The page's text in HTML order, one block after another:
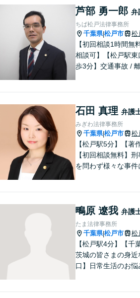
対応。【夜間／休日
能】お客様に寄り添
ーディーな解決策を
す。
芦部 勇一郎 弁
ちば松戸法律事務所
千葉県|松戸市 松
【初回相談1時間無
相談可】【松戸駅東
歩3分】交通事故 / 離
ます。ぜひ、お気軽
ください。
石田 真理 弁護
みぎわ法律事務所
千葉県|松戸市 松
【松戸駅5分】【著
【初回相談無料】
を問わず様々な事件
てるようサポートさ
だきます。
鴫原 遼我 弁護
たま法律事務所
千葉県|松戸市 松
【松戸駅4分】【千
茨城の皆さまの身近
口】日常生活のお悩